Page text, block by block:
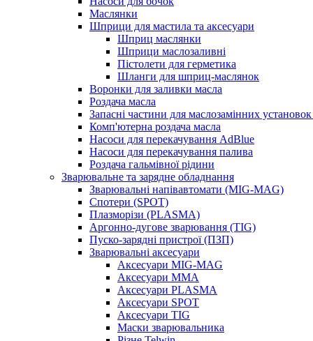
Маслянки
Шприци для мастила та аксесуари
Шприц маслянки
Шприци маслозаливні
Пістолети для герметика
Шланги для шприц-маслянок
Воронки для заливки масла
Роздача масла
Запасні частини для маслозамінних установок
Комп'ютерна роздача масла
Насоси для перекачування AdBlue
Насоси для перекачування палива
Роздача гальмівної рідини
Зварювальне та зарядне обладнання
Зварювальні напівавтомати (MIG-MAG)
Спотери (SPOT)
Плазморізи (PLASMA)
Аргонно-дугове зварювання (TIG)
Пуско-зарядні пристрої (ПЗП)
Зварювальні аксесуари
Аксесуари MIG-MAG
Аксесуари MMA
Аксесуари PLASMA
Аксесуари SPOT
Аксесуари TIG
Маски зварювальника